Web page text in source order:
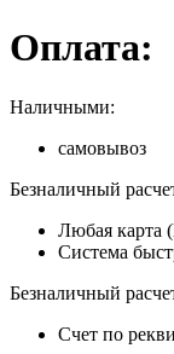
Оплата:
Наличными:
самовывоз
Безналичный
Любая карта
Система
Безналичный
Счет по